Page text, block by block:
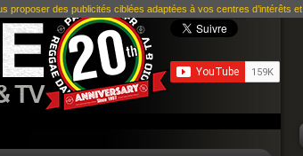
des publicités ciblées adaptées à vos centres d’intérêts